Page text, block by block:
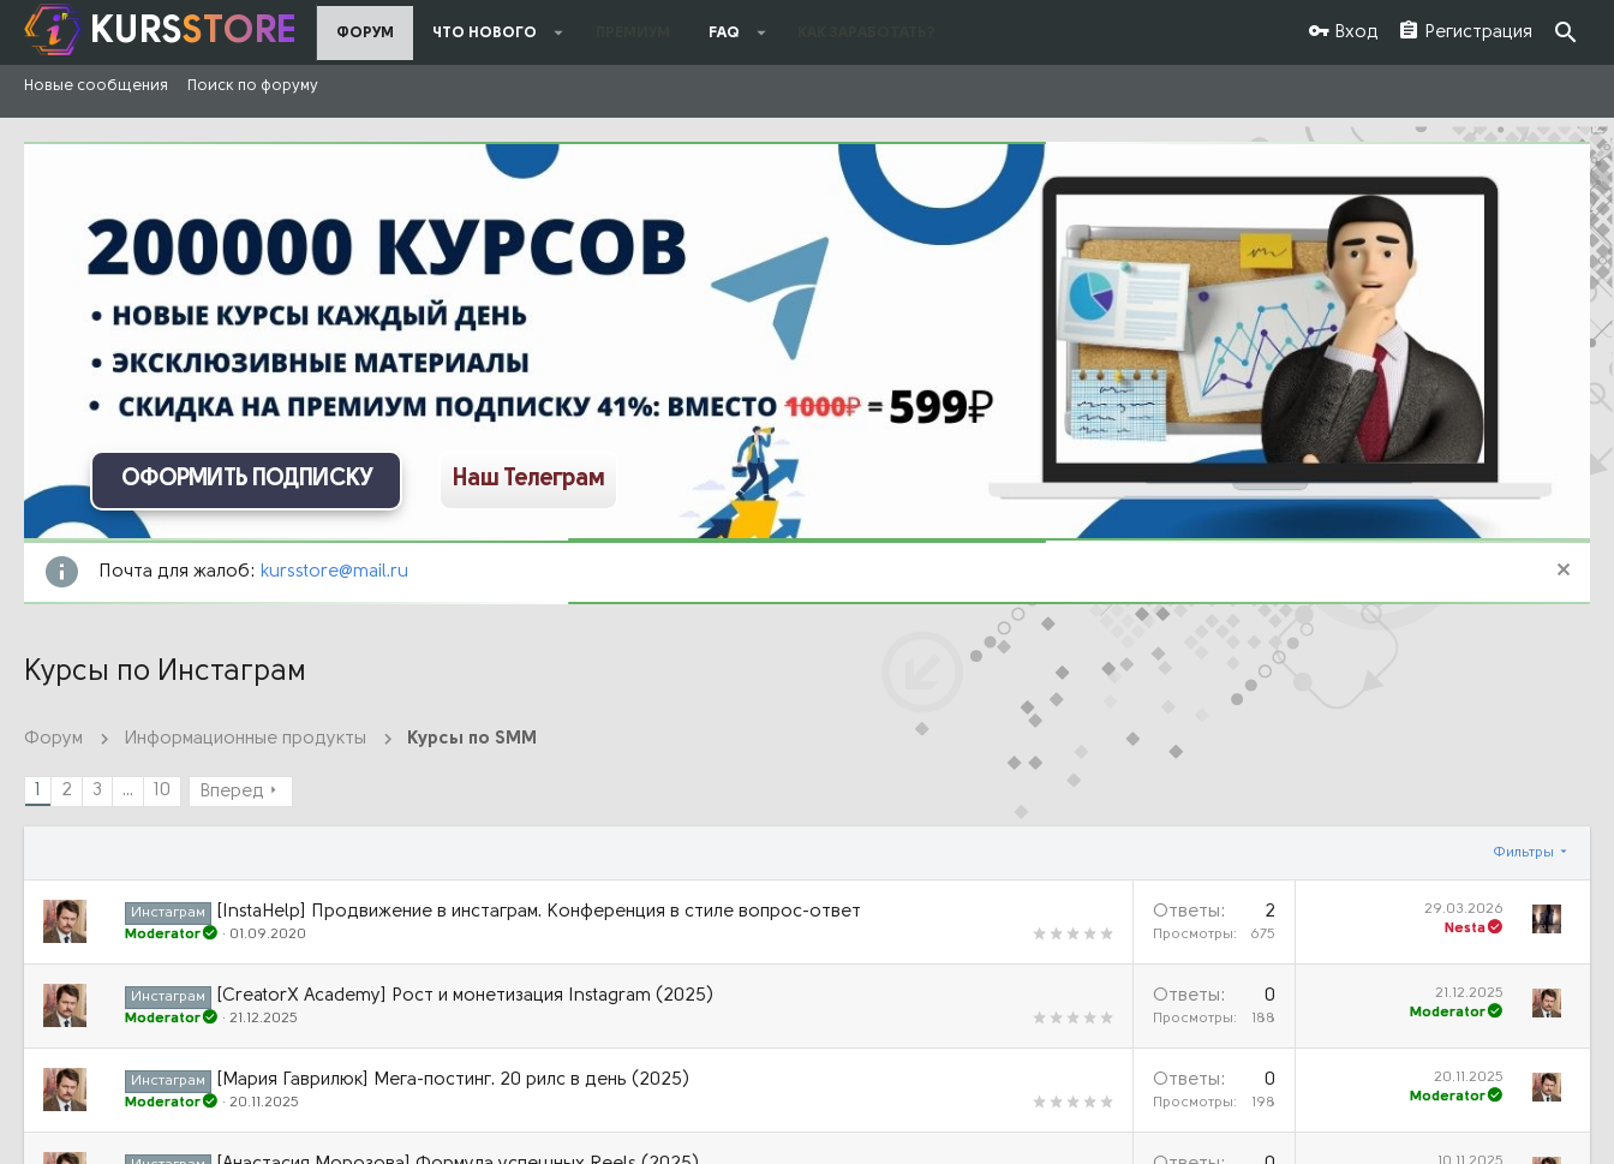
KURSSTORE ФОРУМ ЧТО НОВОГО FAQ Вход Регистрация
Новые сообщения Поиск по форуму
ОФОРМИТЬ ПОДПИСКУ Наш Телеграм
Почта для жалоб: kursstore@mail.ru
Курсы по Инстаграм
Форум Информационные продукты Курсы по SMM
2 3 ... 10 Вперед
Фильтры
Инстаграм [InstaHelp] Продвижение в инстаграм. Конференция в стиле вопрос-ответ
Moderator 01.09.2020
Ответы 2
Просмотры 675
29.03.2026
Nesta
Инстаграм [CreatorX Academy] Рост и монетизация Instagram (2025)
Moderator 21.12.2025
Ответы 0
Просмотры 188
21.12.2025
Moderator
Инстаграм [Мария Гаврилюк] Мега-постинг. 20 рилс в день (2025)
Moderator 20.11.2025
Ответы 0
Просмотры 198
20.11.2025
Moderator
10.11.2025